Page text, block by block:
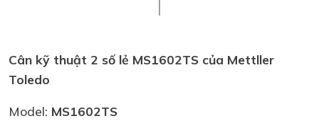
Cân kỹ thuật 2 số lẻ MS1602TS của Mettller
Toledo
Model: MS1602TS